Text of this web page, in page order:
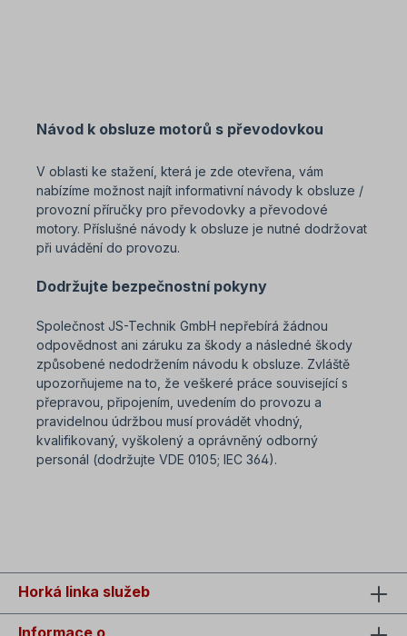
Návod k obsluze motorů s převodovkou
V oblasti ke stažení, která je zde otevřena, vám
nabízíme možnost najít informativní návody k obsluze /
provozní příručky pro převodovky a převodové
motory. Příslušné návody k obsluze je nutné dodržovat
při uvádění do provozu.
Dodržujte bezpečnostní pokyny
Společnost JS-Technik GmbH nepřebírá žádnou
odpovědnost ani záruku za škody a následné škody
způsobené nedodržením návodu k obsluze. Zvláště
upozorňujeme na to, že veškeré práce související s
přepravou, připojením, uvedením do provozu a
pravidelnou údržbou musí provádět vhodný,
kvalifikovaný, vyškolený a oprávněný odborný
personál (dodržujte VDE 0105; IEC 364).
Horká linka služeb
Informace o